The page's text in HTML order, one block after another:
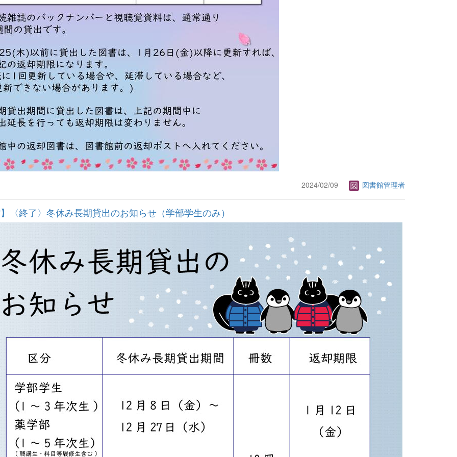
2024/02/09 図書館管理者
〈終了〉冬休み長期貸出のお知らせ（学部学生のみ）